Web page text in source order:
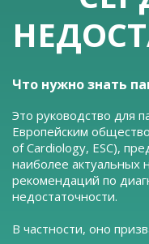
Что нужно знать
Это руководство для
Европейским
of Cardiology, ESC),
наиболее актуальных
рекомендаций по
недостаточности.
В частности, оно